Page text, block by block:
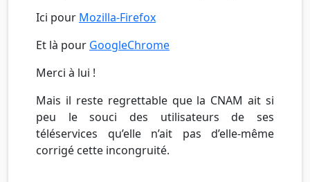
Ici pour Mozilla-Firefox
Et là pour GoogleChrome
Merci à lui !
Mais il reste regrettable que la CNAM ait si
peu le souci des utilisateurs de ses
téléservices qu’elle n’ait pas d’elle-même
corrigé cette incongruité.